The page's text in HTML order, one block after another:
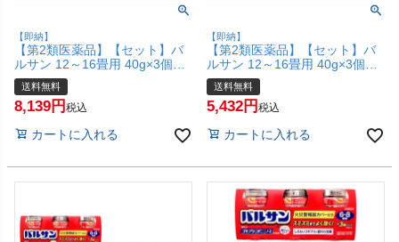
【即納】
【第2類医薬品】【セット】バ
ルサン 12～16畳用 40g×3個パ
ック×3【レック株式会社/レッ
クケミカル】【その他医薬品/9
個】【宅配便送料無料】
送料無料
8,139 税込
カートに入れる
【即納】
【第2類医薬品】【セット】バ
ルサン 12～16畳用 40g×3個パ
ック×2【レック株式会社/レッ
クケミカル】【その他医薬品/6
個】【宅配便送料無料】
送料無料
5,432 税込
カートに入れる